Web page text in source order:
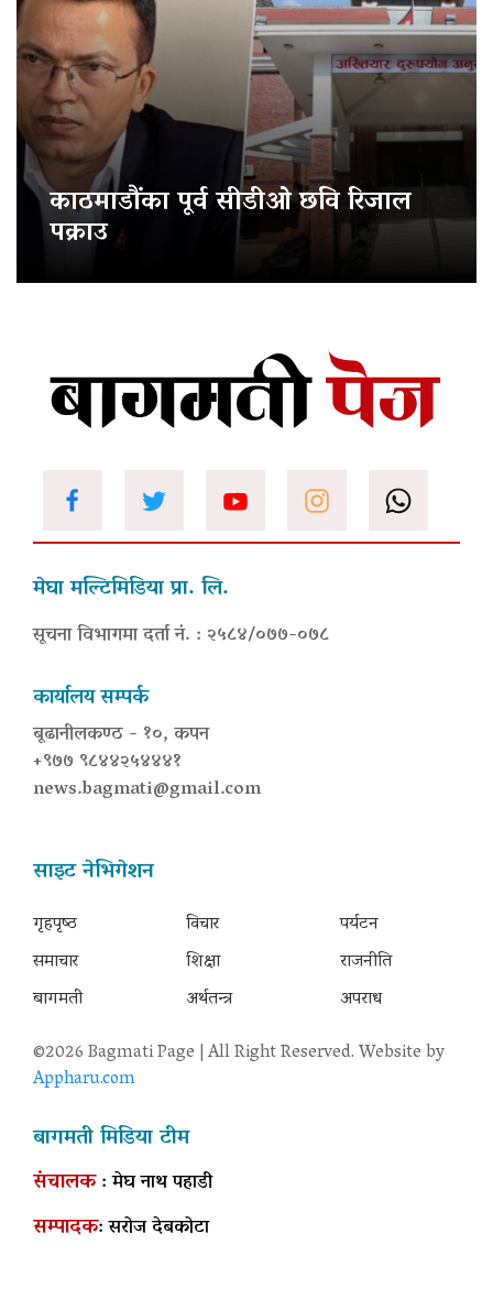
काठमाडौंका पूर्व सीडीओ छवि रिजाल
पक्राउ
मेघा मल्टिमिडिया प्रा. लि.
सूचना विभागमा दर्ता नं. : २५८४/०७७-०७८
कार्यालय सम्पर्क
बूढानीलकण्ठ - १०, कपन
+९७७ ९८४४२५४४४१
news.bagmati@gmail.com
साइट नेभिगेशन
गृहपृष्‍ठ
समाचार
बागमती
विचार
शिक्षा
अर्थतन्त्र
पर्यटन
राजनीति
अपराध
©2026 Bagmati Page | All Right Reserved. Website by
Appharu.com
बागमती मिडिया टीम
संचालक: मेघ नाथ पहाडी
सम्पादक: सरोज देबकोटा